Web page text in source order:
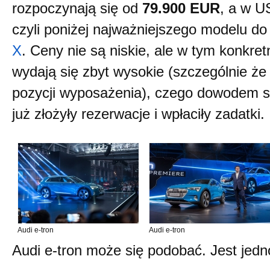
rozpoczynają się od 79.900 EUR, a w
czyli poniżej najważniejszego modelu
X. Ceny nie są niskie, ale w tym
wydają się zbyt wysokie (szczególnie
pozycji wyposażenia), czego dowodem
już złożyły rezerwacje i wpłaciły zadatki.
Audi e-tron Audi e-tron
Audi e-tron może się podobać. Jest